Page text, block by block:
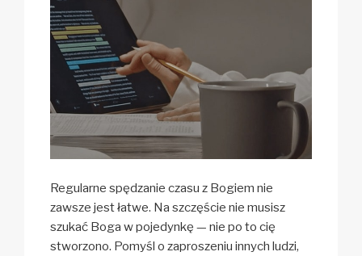
Regularne spędzanie czasu z Bogiem nie
zawsze jest łatwe. Na szczęście nie musisz
szukać Boga w pojedynkę — nie po to cię
stworzono. Pomyśl o zaproszeniu innych ludzi,